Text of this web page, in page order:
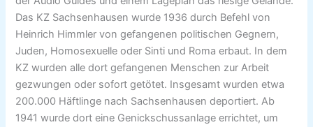
Das KZ Sachsenhausen wurde 1936 durch Befehl von
Heinrich Himmler von gefangenen politischen Gegnern,
Juden, Homosexuelle oder Sinti und Roma erbaut. In dem
KZ wurden alle dort gefangenen Menschen zur Arbeit
gezwungen oder sofort getötet. Insgesamt wurden etwa
200.000 Häftlinge nach Sachsenhausen deportiert. Ab
1941 wurde dort eine Genickschussanlage errichtet, um